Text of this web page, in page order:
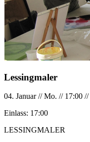
Lessingmaler
04. Januar//Mo. // 17:00 //
Einlass: 17:00
LESSINGMALER